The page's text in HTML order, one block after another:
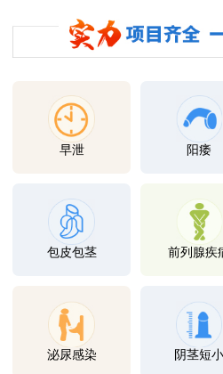
早泄 阳痿
包皮包茎 前列腺疾
泌尿感染 阴茎短小